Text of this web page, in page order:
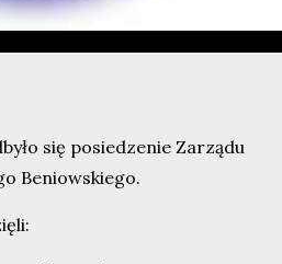
się posiedzenie Zarządu
Beniowskiego.